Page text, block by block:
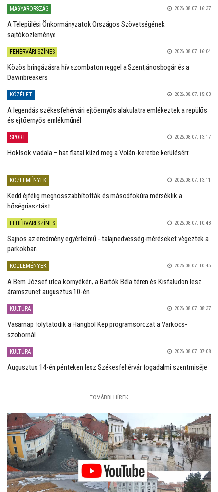
MAGYARORSZÁG 2026.08.07. 16:37
A Települési Önkormányzatok Országos Szövetségének
sajtóközleménye
FEHÉRVÁRI SZÍNES 2026.08.07. 16:04
Közös bringázásra hív szombaton reggel a Szentjánosbogár és a
Dawnbreakers
KÖZÉLET 2026.08.07. 15:03
A legendás székesfehérvári ejtőernyős alakulatra emlékeztek a repülős
és ejtőernyős emlékműnél
SPORT 2026.08.07. 13:17
Hokisok viadala – hat fiatal küzd meg a Volán-keretbe kerülésért
KÖZLEMÉNYEK 2026.08.07. 13:11
Kedd éjfélig meghosszabbították és másodfokúra mérséklik a
hőségriasztást
FEHÉRVÁRI SZÍNES 2026.08.07. 10:48
Sajnos az eredmény egyértelmű - talajnedvesség-méréseket végeztek a
parkokban
KÖZLEMÉNYEK 2026.08.07. 10:45
A Bem József utca környékén, a Bartók Béla téren és Kisfaludon lesz
áramszünet augusztus 10-én
KULTÚRA 2026.08.07. 08:37
Vasárnap folytatódik a Hangból Kép programsorozat a Varkocs-
szobornál
KULTÚRA 2026.08.07. 07:08
Augusztus 14-én pénteken lesz Székesfehérvár fogadalmi szentmiséje
TOVÁBBI HÍREK